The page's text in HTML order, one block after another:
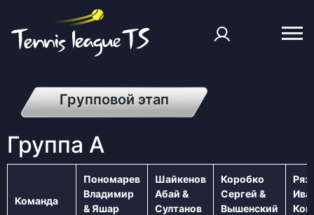
Групповой этап
Группа A
Команда
Пономарев
Владимир
& Яшар
Шайкенов
Абай &
Султанов
Коробко
Сергей &
Вышенский